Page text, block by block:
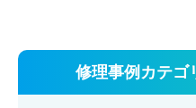
修理事例カテゴ